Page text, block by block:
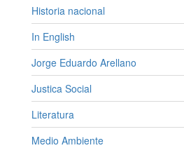
Historia nacional
In English
Jorge Eduardo Arellano
Justica Social
Literatura
Medio Ambiente